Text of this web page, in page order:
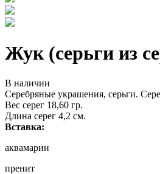
Жук (серьги из
В наличии
Серебряные украшения, серьги.
Вес серег 18,60 гр.
Длина серег 4,2 см.
Вставка:
аквамарин
пренит